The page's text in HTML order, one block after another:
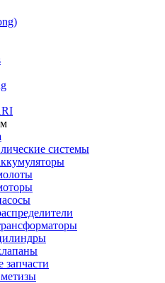
системы
запчасти